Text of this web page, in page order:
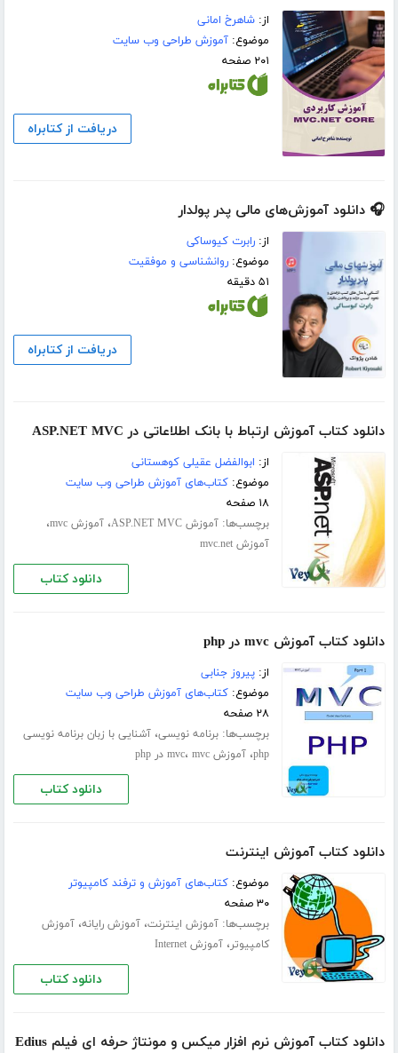
از:شاهرخ امانی
موضوع:آموزش طراحی وب سایت
۲۰۱ صفحه
دریافت از کتابراه
🎧 دانلود آموزش‌های مالی پدر پولدار
از:رابرت کیوساکی
موضوع:روانشناسی و موفقیت
۵۱ دقیقه
دریافت از کتابراه
دانلود کتاب آموزش ارتباط با بانک اطلاعاتی در ASP.NET MVC
از: ابوالفضل عقیلی کوهستانی
موضوع:کتاب‌های آموزش طراحی وب سایت
۱۸ صفحه
برچسب‌ها:آموزش ASP.NET MVC ،آموزش mvc ،
آموزش mvc.net
دانلود کتاب
دانلود کتاب آموزش mvc در php
از:پیروز جنابی
موضوع:کتاب‌های آموزش طراحی وب سایت
۲۸ صفحه
برچسب‌ها:برنامه نویسی،آشنایی با زبان برنامه نویسی
php،آموزش mvc ، mvc در php
دانلود کتاب
دانلود کتاب آموزش اینترنت
موضوع:کتاب‌های آموزش و ترفند کامپیوتر
۳۰ صفحه
برچسب‌ها:آموزش اینترنت،آموزش رایانه،آموزش
کامپیوتر،آموزش Internet
دانلود کتاب
دانلود کتاب آموزش نرم افزار میکس و مونتاژ حرفه ای فیلم Edius